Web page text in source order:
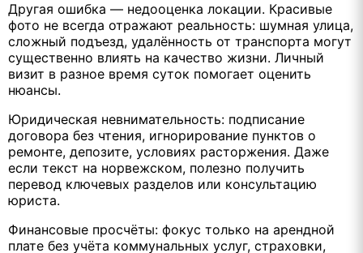
Другая ошибка — недооценка локации. Красивые
фото не всегда отражают реальность: шумная улица,
сложный подъезд, удалённость от транспорта могут
существенно влиять на качество жизни. Личный
визит в разное время суток помогает оценить
нюансы.
Юридическая невнимательность: подписание
договора без чтения, игнорирование пунктов о
ремонте, депозите, условиях расторжения. Даже
если текст на норвежском, полезно получить
перевод ключевых разделов или консультацию
юриста.
Финансовые просчёты: фокус только на арендной
плате без учёта коммунальных услуг, страховки,